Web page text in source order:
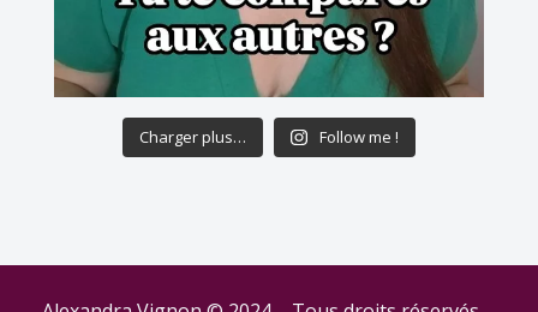
Charger plus… Follow me !